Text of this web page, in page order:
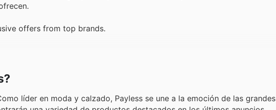
offers from top brands.
líder en moda y calzado, Payless se une a la emoción de las grandes